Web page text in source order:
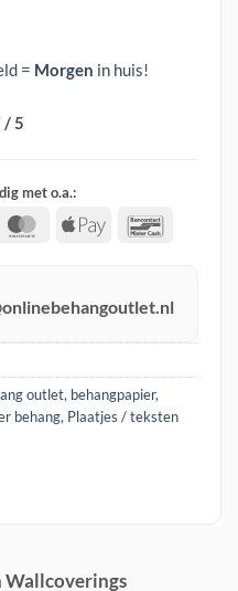
= Morgen in huis!
/ 5
met o.a.:
MasterCard
Apple
outlet, behangpapier,
behang, Plaatjes / teksten
Wallcoverings